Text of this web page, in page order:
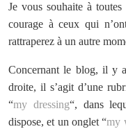
Je vous souhaite à
courage à ceux qui
rattraperez à un autre
Concernant le blog, il y
droite, il s’agit d’une
“my dressing“, dans
dispose, et un onglet “my